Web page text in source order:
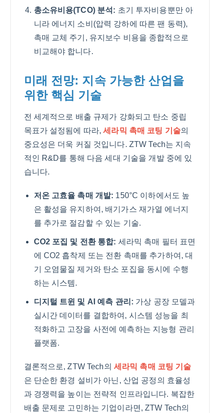
총소유비용(TCO) 분석: 초기 투자비용뿐만 아
니라 에너지 소비(압력 강하에 따른 팬 동력),
촉매 교체 주기, 유지보수 비용을 종합적으로
비교해야 합니다.
미래 전망: 지속 가능한 산업을
위한 핵심 기술
전 세계적으로 배출 규제가 강화되고 탄소 중립
목표가 설정됨에 따라,세라믹 촉매 코팅 기술의
중요성은 더욱 커질 것입니다. ZTW Tech는 지속
적인 R&D를 통해 다음 세대 기술을 개발 중에 있
습니다.
저온 고효율 촉매 개발: 150°C 이하에서도 높
은 활성을 유지하여, 배기가스 재가열 에너지
를 추가로 절감할 수 있는 기술.
CO2 포집 및 전환 통합: 세라믹 촉매 필터 표면
에 CO2 흡착제 또는 전환 촉매를 추가하여, 대
기 오염물질 제거와 탄소 포집을 동시에 수행
하는 시스템.
디지털 트윈 및 AI 예측 관리: 가상 공장 모델과
실시간 데이터를 결합하여, 시스템 성능을 최
적화하고 고장을 사전에 예측하는 지능형 관리
플랫폼.
결론적으로, ZTW Tech의 세라믹 촉매 코팅 기술
은 단순한 환경 설비가 아닌, 산업 공정의 효율성
과 경쟁력을 높이는 전략적 인프라입니다. 복잡한
배출 문제로 고민하는 기업이라면, ZTW Tech의